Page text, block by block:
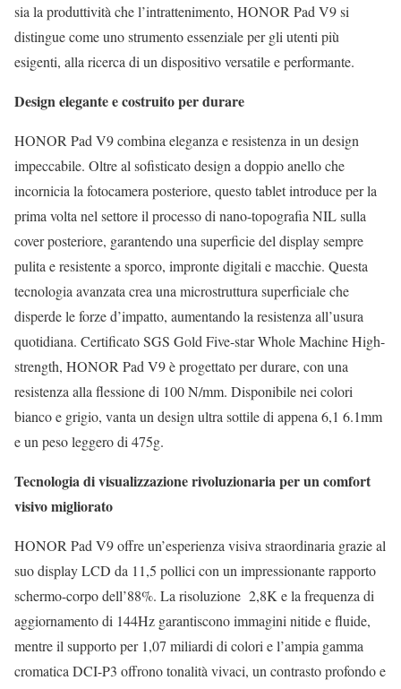
sia la produttività che l’intrattenimento, HONOR Pad V9 si
distingue come uno strumento essenziale per gli utenti più
esigenti, alla ricerca di un dispositivo versatile e performante.
Design elegante e costruito per durare
HONOR Pad V9 combina eleganza e resistenza in un design
impeccabile. Oltre al sofisticato design a doppio anello che
incornicia la fotocamera posteriore, questo tablet introduce per la
prima volta nel settore il processo di nano-topografia NIL sulla
cover posteriore, garantendo una superficie del display sempre
pulita e resistente a sporco, impronte digitali e macchie. Questa
tecnologia avanzata crea una microstruttura superficiale che
disperde le forze d’impatto, aumentando la resistenza all’usura
quotidiana. Certificato SGS Gold Five-star Whole Machine High-
strength, HONOR Pad V9 è progettato per durare, con una
resistenza alla flessione di 100 N/mm. Disponibile nei colori
bianco e grigio, vanta un design ultra sottile di appena 6,1 6.1mm
e un peso leggero di 475g.
Tecnologia di visualizzazione rivoluzionaria per un comfort
visivo migliorato
HONOR Pad V9 offre un’esperienza visiva straordinaria grazie al
suo display LCD da 11,5 pollici con un impressionante rapporto
schermo-corpo dell’88%. La risoluzione 2,8K e la frequenza di
aggiornamento di 144Hz garantiscono immagini nitide e fluide,
mentre il supporto per 1,07 miliardi di colori e l’ampia gamma
cromatica DCI-P3 offrono tonalità vivaci, un contrasto profondo e